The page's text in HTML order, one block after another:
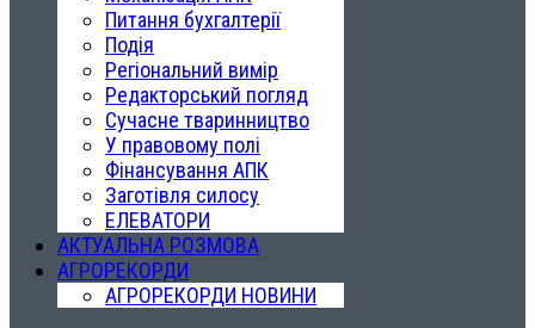
Питання бухгалтерії
Подія
Регіональний вимір
Редакторський погляд
Сучасне тваринництво
У правовому полі
Фінансування АПК
Заготівля силосу
ЕЛЕВАТОРИ
АКТУАЛЬНА РОЗМОВА
АГРОРЕКОРДИ
АГРОРЕКОРДИ НОВИНИ